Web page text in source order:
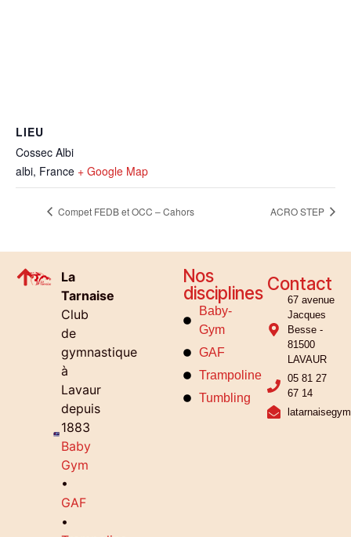
LIEU
Cossec Albi
albi, France + Google Map
Compet FEDB et OCC – Cahors ACRO STEP
La
Tarnaise
Club
de
gymnastique
à
Lavaur
depuis
1883
Baby
Gym
•
GAF
•
Nos
disciplines
Baby-
Gym
GAF
Trampoline
Tumbling
Contact
67 avenue
Jacques
Besse -
81500
LAVAUR
05 81 27
67 14